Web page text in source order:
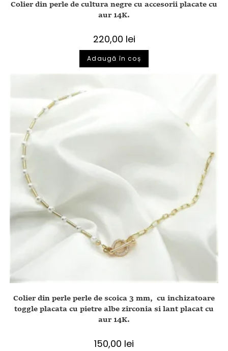
Colier din perle de cultura negre cu accesorii placate cu
aur 14K.
220,00 lei
Adaugă în coș
Colier din perle perle de scoica 3 mm, cu inchizatoare
toggle placata cu pietre albe zirconia si lant placat cu
aur 14K.
150,00 lei